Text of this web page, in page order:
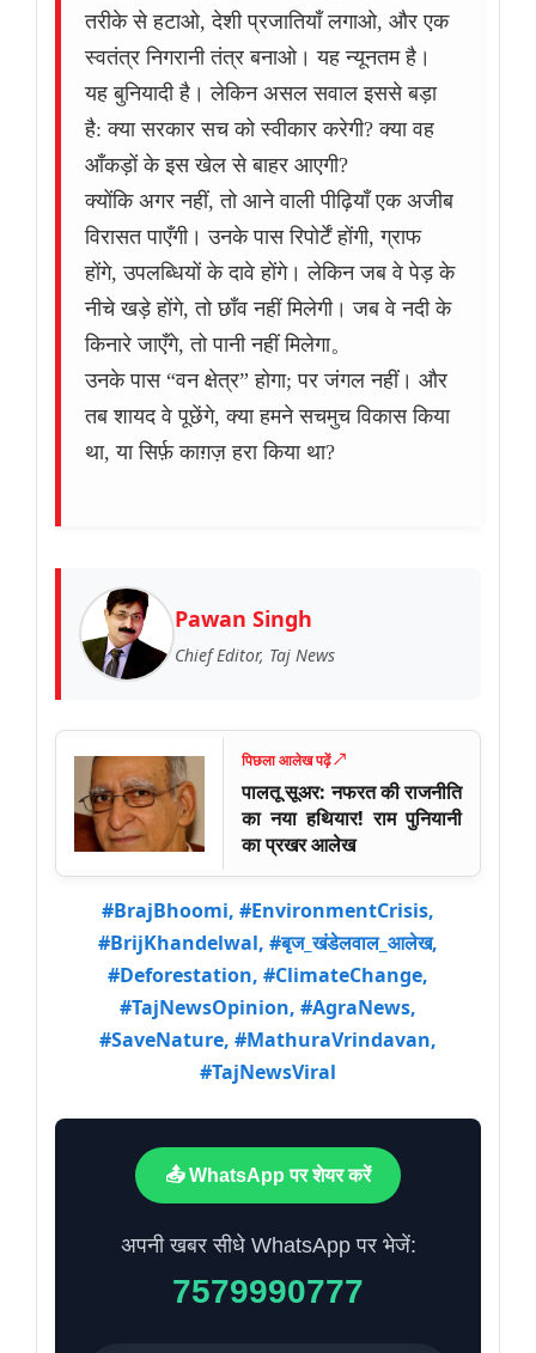
तरीके से हटाओ, देशी प्रजातियाँ लगाओ, और एक
स्वतंत्र निगरानी तंत्र बनाओ। यह न्यूनतम है।
यह बुनियादी है। लेकिन असल सवाल इससे बड़ा
है: क्या सरकार सच को स्वीकार करेगी? क्या वह
आँकड़ों के इस खेल से बाहर आएगी?
क्योंकि अगर नहीं, तो आने वाली पीढ़ियाँ एक अजीब
विरासत पाएँगी। उनके पास रिपोर्टें होंगी, ग्राफ
होंगे, उपलब्धियों के दावे होंगे। लेकिन जब वे पेड़ के
नीचे खड़े होंगे, तो छाँव नहीं मिलेगी। जब वे नदी के
किनारे जाएँगे, तो पानी नहीं मिलेगा。
उनके पास “वन क्षेत्र” होगा; पर जंगल नहीं। और
तब शायद वे पूछेंगे, क्या हमने सचमुच विकास किया
था, या सिर्फ़ काग़ज़ हरा किया था?
Pawan Singh
Chief Editor, Taj News
पिछला आलेख पढ़ें ↗
पालतू सूअर: नफरत की राजनीति
का नया हथियार! राम पुनियानी
का प्रखर आलेख
#BrajBhoomi, #EnvironmentCrisis,
#BrijKhandelwal, #बृज_खंडेलवाल_आलेख,
#Deforestation, #ClimateChange,
#TajNewsOpinion, #AgraNews,
#SaveNature, #MathuraVrindavan,
#TajNewsViral
📤 WhatsApp पर शेयर करें
अपनी खबर सीधे WhatsApp पर भेजें:
7579990777